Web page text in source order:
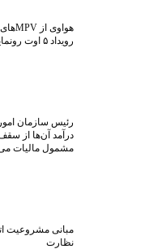
رویداد ۵ اوت رونمایی کرد
رئیس سازمان امور
درآمد آن‌ها از
مشمول مالیات
مبانی مشروعیت
نظارت